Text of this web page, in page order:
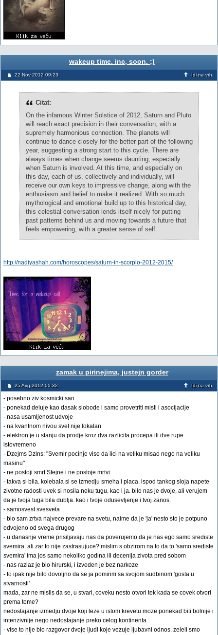
wakeup time. inc, soon. ;)
22 Nov 2012 09:23 Idi na vrh
Citat:
On the infamous Winter Solstice of 2012, Saturn and Pluto
will reach exact precision in their conversation, with a
supremely harmonious connection. The planets will
continue to dance closely for the better part of the following
year, suggesting a strong start to this cycle. There are
always times when change seems daunting, especially
when Saturn is involved. At this time, and especially on
this day, each of us, collectively and individually, will
receive our own keys to impressive change, along with the
enthusiasm and belief to make it realized. With so much
mythological and emotional build up to this historical day,
this celestial conversation lends itself nicely for putting
past patterns behind us and moving towards a future that
feels empowering, with a greater sense of self.
http://nadiyashah.com/horoscopes/saturn-in-scorpio-2012-2015/
zamak u pirinejima, justejn gorder
25 Avg 2012 00:32 Idi na vrh
- posebno ziv kosmicki san
- ponekad deluje kao dasak slobode i samo provetriti misli i asocijacije
- nasa usamljenost udvoje
- na kvantnom nivou svet nije lokalan
- elektron je u stanju da prodje kroz dva razlicita procepa ili dve rupe
istovremeno
- Dzejms Dzins: "Svemir pocinje vise da lici na veliku misao nego na veliku
masinu"
- ne postoji smrt Stejne i ne postoje mrtvi
- takva si bila. kolebala si se izmedju smeha i placa. ispod tankog sloja napete
zivotne radosti uvek si nosila neku tugu. kao i ja. bilo nas je dvoje, ali verujem
da je tvoja tuga bila dublja. kao i tvoje odusevljenje i tvoj zanos.
- samosvest svesveta
- bio sam zrtva najvece prevare na svetu, naime da je 'ja' nesto sto je potpuno
odvojeno od svega drugog
- u danasnje vreme prisiljavaju nas da poverujemo da je nas ego samo srediste
svemira. ali zar to nije zastrasujuce? mislim s obzirom na to da to 'samo srediste
svemira' ima jos samo nekoliko godina ili decenija zivota pred sobom
- nas razlaz je bio hirurski, i izveden je bez narkoze
- to ipak nije bilo dovoljno da se ja pomirim sa svojom sudbinom 'gosta u
stvarnosti'
mada, zar ne mislis da se, u stvari, coveku nesto otvori tek kada se covek otvori
prema tome?
nedostajanje izmedju dvoje koji leze u istom krevetu moze ponekad biti bolnije i
intenzivnije nego nedostajanje preko celog kontinenta
- vise to nije bio razgovor dvoje ljudi koje vezuje ljubavni odnos. zeleli smo